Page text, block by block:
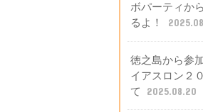
ボパーティか
るよ！
徳之島から参
イアスロン２
て
2025.08.20